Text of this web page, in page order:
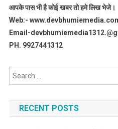
आपके पास भी है कोई खबर तो हमे लिख भेजे।
Web:-
Email-
PH. 9927441312
RECENT POSTS